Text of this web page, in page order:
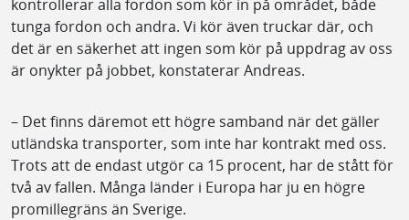
kontrollerar alla fordon som kör in på området, både
tunga fordon och andra. Vi kör även truckar där, och
det är en säkerhet att ingen som kör på uppdrag av oss
är onykter på jobbet, konstaterar Andreas.
– Det finns däremot ett högre samband när det gäller
utländska transporter, som inte har kontrakt med oss.
Trots att de endast utgör ca 15 procent, har de stått för
två av fallen. Många länder i Europa har ju en högre
promillegräns än Sverige.